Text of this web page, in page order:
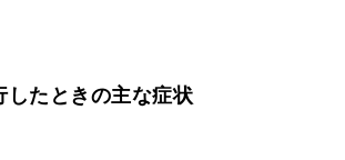
したときの主な症状